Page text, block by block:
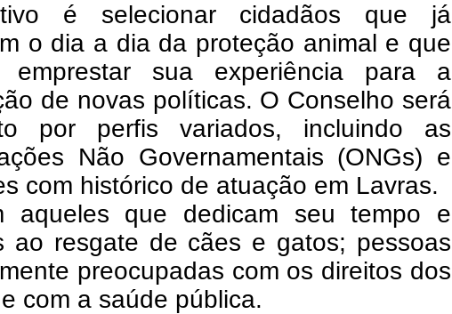
é selecionar cidadãos que já
o dia a dia da proteção animal e que
emprestar sua experiência para a
de novas políticas. O Conselho será
por perfis variados, incluindo as
Não Governamentais (ONGs) e
com histórico de atuação em Lavras.
aqueles que dedicam seu tempo e
ao resgate de cães e gatos; pessoas
preocupadas com os direitos dos
com a saúde pública.